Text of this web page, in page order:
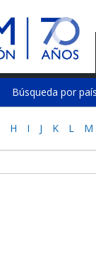
Búsqueda por país
H I J K L M